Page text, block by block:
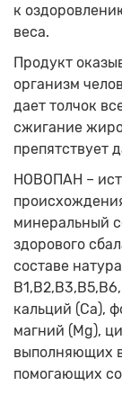
к
веса.
Продукт
организм
дает толчок
сжигание
препятствует
НОВОПАН –
минеральный
здорового
составе
кальций (Са),
магний (Mg),
выполняющих
помогающих